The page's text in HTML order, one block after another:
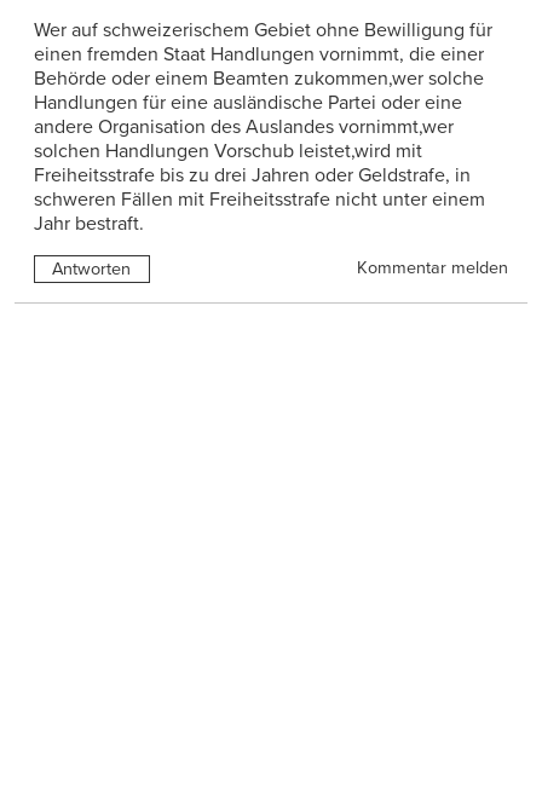
Wer auf schweizerischem Gebiet ohne Bewilligung für
einen fremden Staat Handlungen vornimmt, die einer
Behörde oder einem Beamten zukommen,wer solche
Handlungen für eine ausländische Partei oder eine
andere Organisation des Auslandes vornimmt,wer
solchen Handlungen Vorschub leistet,wird mit
Freiheitsstrafe bis zu drei Jahren oder Geldstrafe, in
schweren Fällen mit Freiheitsstrafe nicht unter einem
Jahr bestraft.
Antworten Kommentar melden